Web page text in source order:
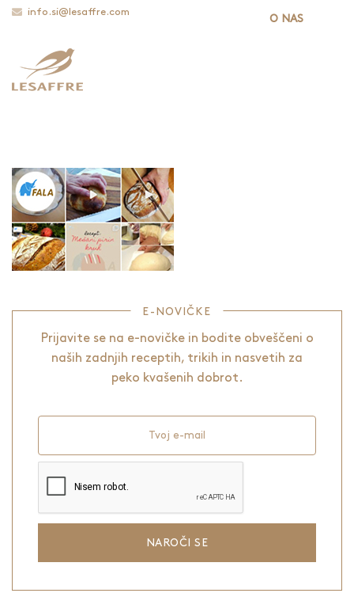
info.si@lesaffre.com
O NAS
E-NOVIČKE
Prijavite se na e-novičke in bodite obveščeni o
naših zadnjih receptih, trikih in nasvetih za
peko kvašenih dobrot.
Tvoj e-mail
NAROČI SE